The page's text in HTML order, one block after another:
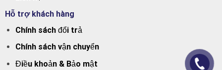
Hỗ trợ khách hàng
Chính sách đổi trả
Chính sách vận chuyển
Điều khoản & Bảo mật